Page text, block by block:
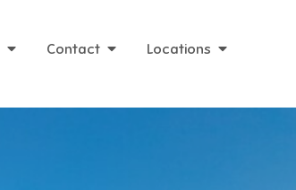
Contact Locations